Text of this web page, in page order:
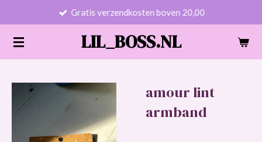
naar
de
LIL_BOSS.NL
Gratis verzendkosten boven 20,00
amour lint
armband